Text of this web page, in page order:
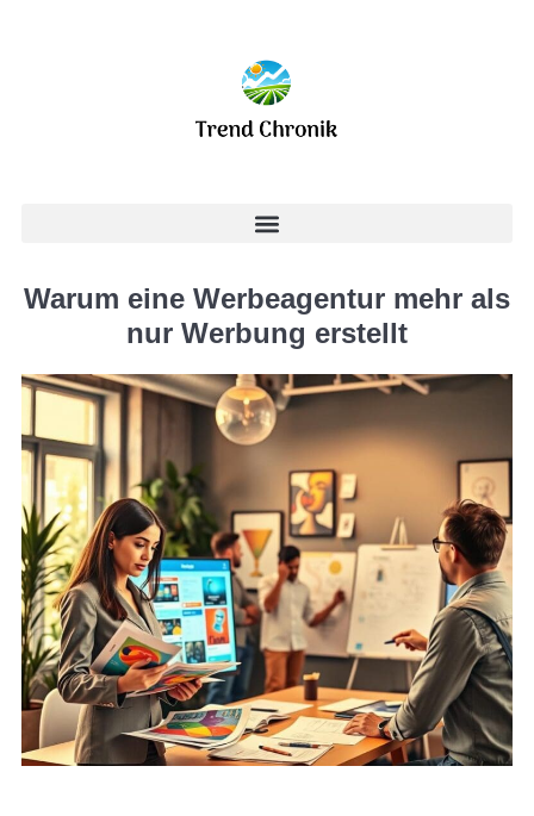
Warum eine Werbeagentur mehr als
nur Werbung erstellt